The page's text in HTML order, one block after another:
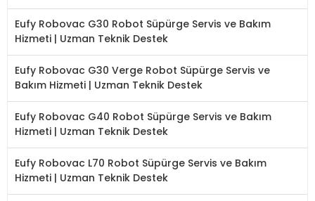
Eufy Robovac G30 Robot Süpürge Servis ve Bakım
Hizmeti | Uzman Teknik Destek
Eufy Robovac G30 Verge Robot Süpürge Servis ve
Bakım Hizmeti | Uzman Teknik Destek
Eufy Robovac G40 Robot Süpürge Servis ve Bakım
Hizmeti | Uzman Teknik Destek
Eufy Robovac L70 Robot Süpürge Servis ve Bakım
Hizmeti | Uzman Teknik Destek